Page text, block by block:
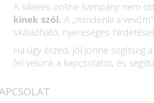
A sikeres online kampány nem
kinek szól. A „mindenki a
skálázható, nyereséges
Ha úgy érzed, jól jönne segítség
fel velünk a kapcsolatot, és